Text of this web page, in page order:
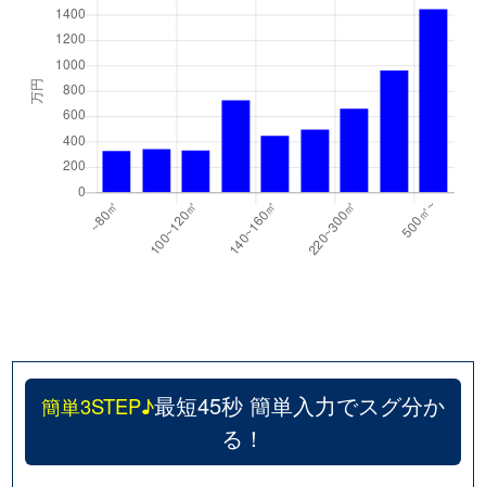
簡単3STEP♪最短45秒 簡単入力でスグ分か
る！